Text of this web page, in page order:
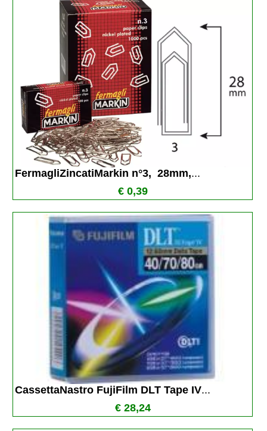
FermagliZincatiMarkin n°3,  28mm,...
€ 0,39
CassettaNastro FujiFilm DLT Tape IV...
€ 28,24